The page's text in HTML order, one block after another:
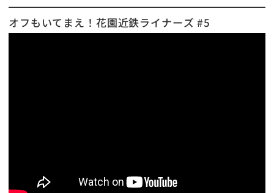
オフもいてまえ！花園近鉄ライナーズ #5